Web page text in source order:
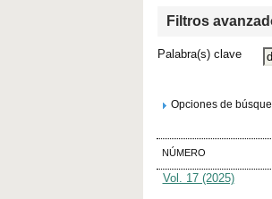
Filtros
Palabra(s) clave
Opciones de
NÚMERO
Vol. 17 (2025)